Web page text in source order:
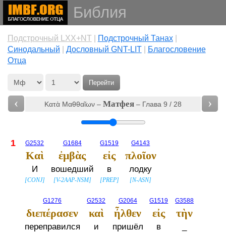
Библия
Подстрочный LXX+NT| Подстрочный Танах|
Cинодальный
Дословный GNT-LIT|
Благословение
Отца
Перейти
‹ Κατὰ Μαθθαῖων – Матфея– Глава 9 / 28 ›
1 G2532
Καὶ
И
[CONJ]
G1684
ἐμβὰς
вошедший
[V-2AAP-NSM]
G1519
εἰς
в
[PREP]
G4143
πλοῖον
лодку
[N-ASN]
G1276
διεπέρασεν
переправился
G2532
καὶ
и
G2064
ἦλθεν
пришёл
G1519
εἰς
в
G3588
τὴν